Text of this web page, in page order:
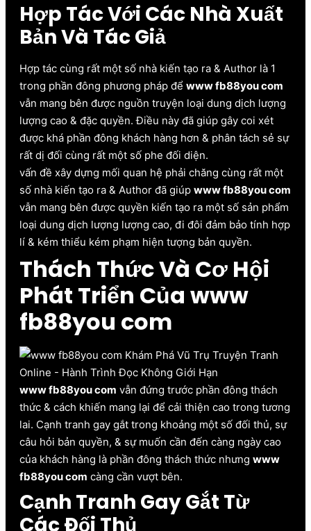
Hợp Tác Với Các Nhà Xuất
Bản Và Tác Giả
Hợp tác cùng rất một số nhà kiến tạo ra & Author là 1
trong phần đông phương pháp để www fb88you com
vẫn mang bên được nguồn truyện loại dung dịch lượng
lượng cao & đặc quyền. Điều này đã giúp gây coi xét
được khá phần đông khách hàng hơn & phân tách sẻ sự
rất dị đối cùng rất một số phe đối diện.
vấn đề xây dựng mối quan hệ phải chăng cùng rất một
số nhà kiến tạo ra & Author đã giúp www fb88you com
vẫn mang bên được quyền kiến tạo ra một số sản phẩm
loại dung dịch lượng lượng cao, đi đôi đảm bảo tính hợp
lí & kém thiểu kém phạm hiện tượng bản quyền.
Thách Thức Và Cơ Hội
Phát Triển Của www
fb88you com
www fb88you com vẫn đứng trước phần đông thách
thức & cách khiến mang lại để cải thiện cao trong tương
lai. Cạnh tranh gay gắt trong khoảng một số đối thủ, sự
câu hỏi bản quyền, & sự muốn cần đến càng ngày cao
của khách hàng là phần đông thách thức nhưng www
fb88you com càng cần vượt bên.
Cạnh Tranh Gay Gắt Từ
Các Đối Thủ